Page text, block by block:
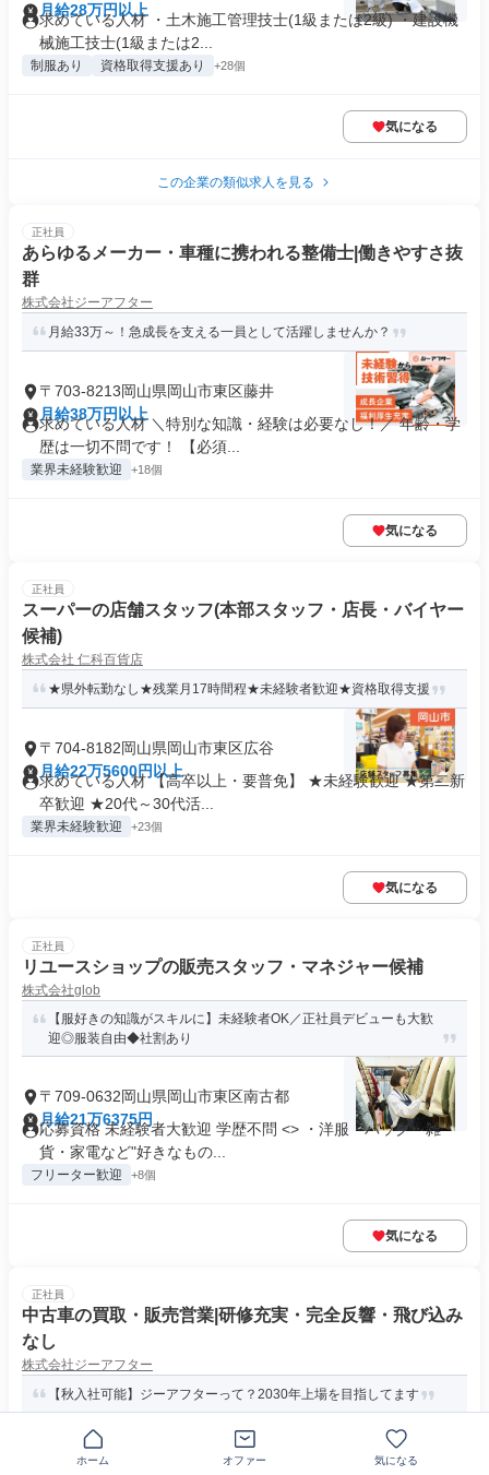
月給28万円以上
求めている人材 ・土木施工管理技士(1級または2級) ・建設機
械施工技士(1級または2...
制服あり 資格取得支援あり +28個
気になる
この企業の類似求人を見る
正社員
あらゆるメーカー・車種に携われる整備士|働きやすさ抜
群
株式会社ジーアフター
月給33万～！急成長を支える一員として活躍しませんか？
〒703-8213岡山県岡山市東区藤井
月給38万円以上
求めている人材 ＼特別な知識・経験は必要なし！／ 年齢・学
歴は一切不問です！ 【必須...
業界未経験歓迎 +18個
気になる
正社員
スーパーの店舗スタッフ(本部スタッフ・店長・バイヤー
候補)
株式会社 仁科百貨店
★県外転勤なし★残業月17時間程★未経験者歓迎★資格取得支援
〒704-8182岡山県岡山市東区広谷
月給22万5600円以上
求めている人材 【高卒以上・要普免】 ★未経験歓迎 ★第二新
卒歓迎 ★20代～30代活...
業界未経験歓迎 +23個
気になる
正社員
リユースショップの販売スタッフ・マネジャー候補
株式会社glob
【服好きの知識がスキルに】未経験者OK／正社員デビューも大歓
迎◎服装自由◆社割あり
〒709-0632岡山県岡山市東区南古都
月給21万6375円
応募資格 未経験者大歓迎 学歴不問 <> ・洋服・バッグ・雑
貨・家電など"好きなもの...
フリーター歓迎 +8個
気になる
正社員
中古車の買取・販売営業|研修充実・完全反響・飛び込み
なし
株式会社ジーアフター
【秋入社可能】ジーアフターって？2030年上場を目指してます
〒703-8213岡山県岡山市東区藤井
ホーム オファー 気になる